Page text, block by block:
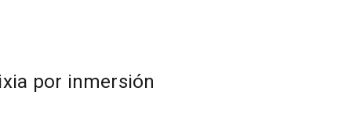
por inmersión